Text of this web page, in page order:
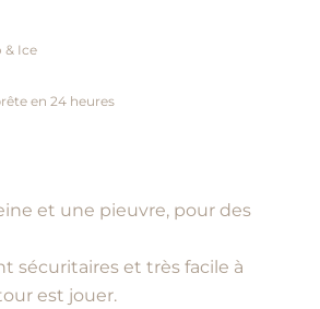
& Ice
en 24 heures
et une pieuvre, pour des
sécuritaires et très facile à
est jouer.